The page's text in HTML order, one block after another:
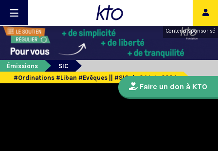
Contenu sponsorisé
Émissions
SIC
#Ordinations #Liban #Evêques || #SIC du 24 juin 2024
Faire un don à KTO